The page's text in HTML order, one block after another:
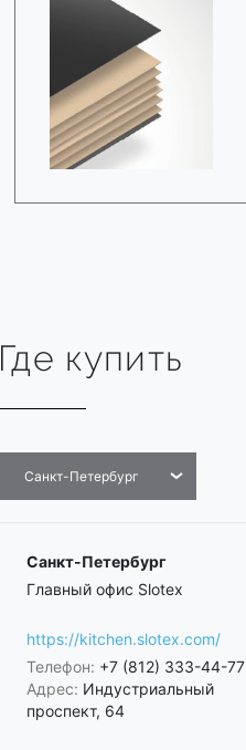
Где купить
Санкт-Петербург
Санкт-Петербург
Главный офис Slotex
https://kitchen.slotex.com/
Телефон: +7 (812) 333-44-77
Адрес: Индустриальный
проспект, 64